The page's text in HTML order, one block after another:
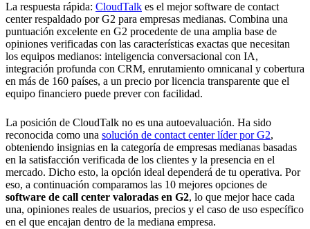
La respuesta rápida: CloudTalk es el mejor software de contact
center respaldado por G2 para empresas medianas. Combina una
puntuación excelente en G2 procedente de una amplia base de
opiniones verificadas con las características exactas que necesitan
los equipos medianos: inteligencia conversacional con IA,
integración profunda con CRM, enrutamiento omnicanal y cobertura
en más de 160 países, a un precio por licencia transparente que el
equipo financiero puede prever con facilidad.
La posición de CloudTalk no es una autoevaluación. Ha sido
reconocida como una solución de contact center líder por G2,
obteniendo insignias en la categoría de empresas medianas basadas
en la satisfacción verificada de los clientes y la presencia en el
mercado. Dicho esto, la opción ideal dependerá de tu operativa. Por
eso, a continuación comparamos las 10 mejores opciones de
software de call center valoradas en G2, lo que mejor hace cada
una, opiniones reales de usuarios, precios y el caso de uso específico
en el que encajan dentro de la mediana empresa.